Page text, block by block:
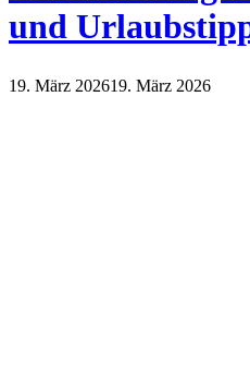
und
19. März 202619. März 2026